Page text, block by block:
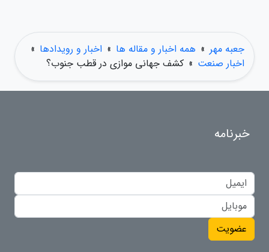
جعبه مهر » همه اخبار و مقاله ها » اخبار و رویدادها »
اخبار صنعت » کشف جهانی موازی در قطب جنوب؟
خبرنامه
عضویت